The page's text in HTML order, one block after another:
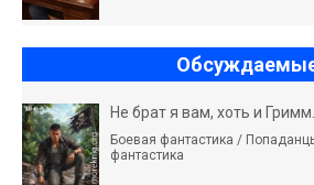
Не брат я вам, хоть и Гримм.
Боевая фантастика /
фантастика